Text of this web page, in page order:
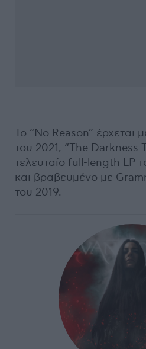
Το “No Reason” έρχεται
του 2021, “The Darkness
τελευταίο full-length LP
και βραβευμένο με
του 2019.